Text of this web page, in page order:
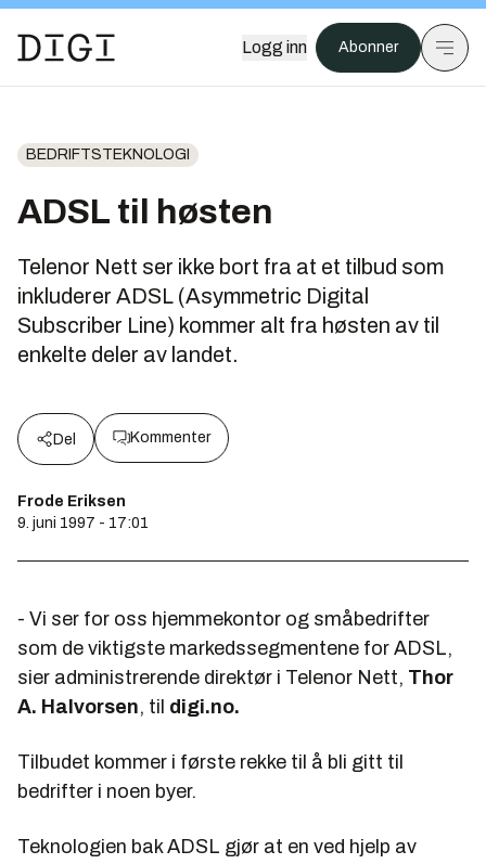
Logg inn Abonner
BEDRIFTSTEKNOLOGI
ADSL til høsten
Telenor Nett ser ikke bort fra at et tilbud som
inkluderer ADSL (Asymmetric Digital
Subscriber Line) kommer alt fra høsten av til
enkelte deler av landet.
Del Kommenter
Frode Eriksen
9. juni 1997 - 17:01
- Vi ser for oss hjemmekontor og småbedrifter
som de viktigste markedssegmentene for ADSL,
sier administrerende direktør i Telenor Nett, Thor
A. Halvorsen, til digi.no.
Tilbudet kommer i første rekke til å bli gitt til
bedrifter i noen byer.
Teknologien bak ADSL gjør at en ved hjelp av